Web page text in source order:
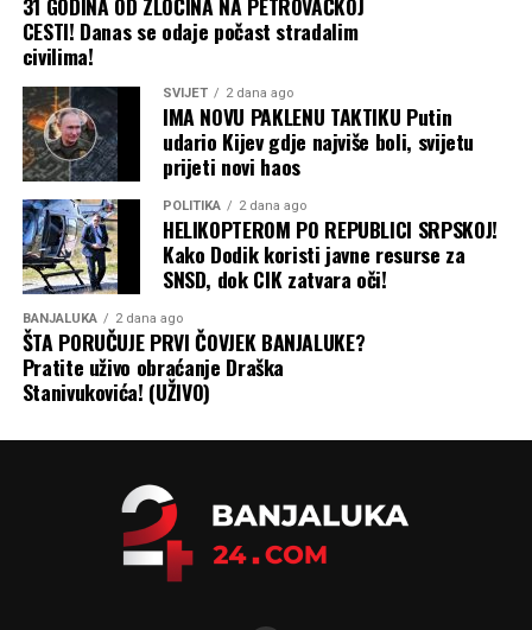
CESTI! Danas se odaje počast stradalim
civilima!
SVIJET 2 dana ago
IMA NOVU PAKLENU TAKTIKU Putin
udario Kijev gdje najviše boli, svijetu
prijeti novi haos
POLITIKA 2 dana ago
HELIKOPTEROM PO REPUBLICI SRPSKOJ!
Kako Dodik koristi javne resurse za
SNSD, dok CIK zatvara oči!
BANJALUKA 2 dana ago
ŠTA PORUČUJE PRVI ČOVJEK BANJALUKE?
Pratite uživo obraćanje Draška
Stanivukovića! (UŽIVO)